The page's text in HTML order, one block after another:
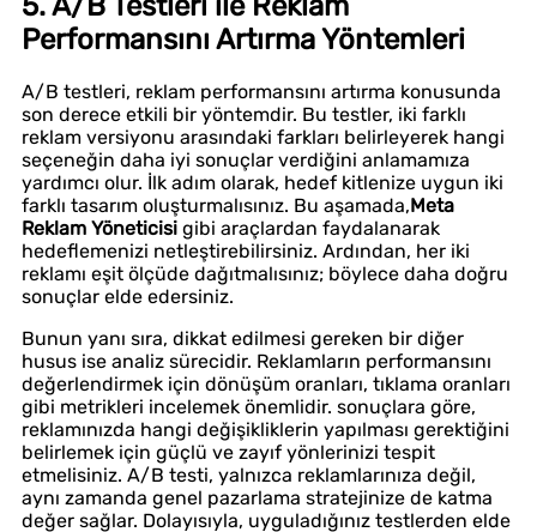
Performansını Artırma Yöntemleri
A/B testleri, reklam performansını artırma konusunda
son derece etkili bir yöntemdir. Bu testler, iki farklı
reklam versiyonu arasındaki farkları belirleyerek hangi
seçeneğin daha iyi sonuçlar verdiğini anlamamıza
yardımcı olur. İlk adım olarak, hedef kitlenize uygun iki
farklı tasarım oluşturmalısınız. Bu aşamada,Meta
Reklam Yöneticisi gibi araçlardan faydalanarak
hedeflemenizi netleştirebilirsiniz. Ardından, her iki
reklamı eşit ölçüde dağıtmalısınız; böylece daha doğru
sonuçlar elde edersiniz.
Bunun yanı sıra, dikkat edilmesi gereken bir diğer
husus ise analiz sürecidir. Reklamların performansını
değerlendirmek için dönüşüm oranları, tıklama oranları
gibi metrikleri incelemek önemlidir. sonuçlara göre,
reklamınızda hangi değişikliklerin yapılması gerektiğini
belirlemek için güçlü ve zayıf yönlerinizi tespit
etmelisiniz. A/B testi, yalnızca reklamlarınıza değil,
aynı zamanda genel pazarlama stratejinize de katma
değer sağlar. Dolayısıyla, uyguladığınız testlerden elde